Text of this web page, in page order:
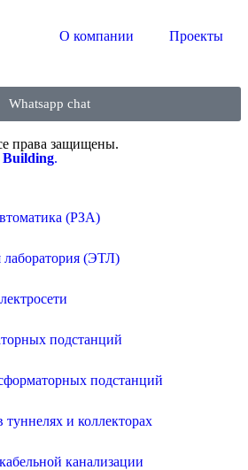
О компании Проекты
Whatsapp chat
права защищены.
Building.
(РЗА)
лаборатория (ЭТЛ)
подстанций
подстанций
туннелях и коллекторах
канализации